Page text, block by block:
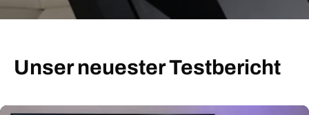
Unser neuester Testbericht